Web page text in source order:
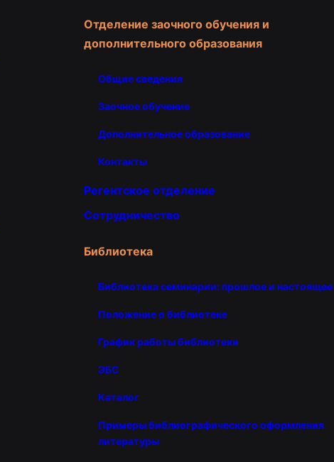
Отделение заочного обучения и
дополнительного образования
Общие сведения
Заочное обучение
Дополнительное образование
Контакты
Регентское отделение
Сотрудничество
Библиотека
Библиотека семинарии: прошлое и настоящее
Положение о библиотеке
График работы библиотеки
ЭБС
Каталог
Примеры библиографического оформления
литературы